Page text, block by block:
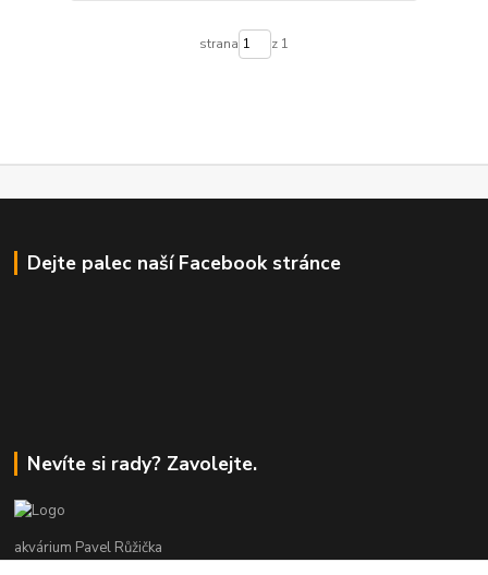
strana z 1
Dejte palec naší Facebook stránce
Nevíte si rady? Zavolejte.
akvárium Pavel Růžička